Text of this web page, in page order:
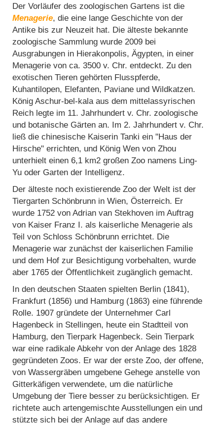
Der Vorläufer des zoologischen Gartens ist die
Menagerie, die eine lange Geschichte von der
Antike bis zur Neuzeit hat. Die älteste bekannte
zoologische Sammlung wurde 2009 bei
Ausgrabungen in Hierakonpolis, Ägypten, in einer
Menagerie von ca. 3500 v. Chr. entdeckt. Zu den
exotischen Tieren gehörten Flusspferde,
Kuhantilopen, Elefanten, Paviane und Wildkatzen.
König Aschur-bel-kala aus dem mittelassyrischen
Reich legte im 11. Jahrhundert v. Chr. zoologische
und botanische Gärten an. Im 2. Jahrhundert v. Chr.
ließ die chinesische Kaiserin Tanki ein "Haus der
Hirsche" errichten, und König Wen von Zhou
unterhielt einen 6,1 km2 großen Zoo namens Ling-
Yu oder Garten der Intelligenz.
Der älteste noch existierende Zoo der Welt ist der
Tiergarten Schönbrunn in Wien, Österreich. Er
wurde 1752 von Adrian van Stekhoven im Auftrag
von Kaiser Franz I. als kaiserliche Menagerie als
Teil von Schloss Schönbrunn errichtet. Die
Menagerie war zunächst der kaiserlichen Familie
und dem Hof zur Besichtigung vorbehalten, wurde
aber 1765 der Öffentlichkeit zugänglich gemacht.
In den deutschen Staaten spielten Berlin (1841),
Frankfurt (1856) und Hamburg (1863) eine führende
Rolle. 1907 gründete der Unternehmer Carl
Hagenbeck in Stellingen, heute ein Stadtteil von
Hamburg, den Tierpark Hagenbeck. Sein Tierpark
war eine radikale Abkehr von der Anlage des 1828
gegründeten Zoos. Er war der erste Zoo, der offene,
von Wassergräben umgebene Gehege anstelle von
Gitterkäfigen verwendete, um die natürliche
Umgebung der Tiere besser zu berücksichtigen. Er
richtete auch artengemischte Ausstellungen ein und
stützte sich bei der Anlage auf das andere